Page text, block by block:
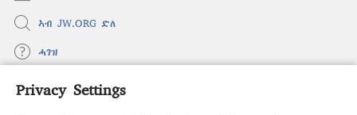
Privacy Settings
ኣብ JW.ORG ድለ
ሓገዝ
ወፈያ
(opens